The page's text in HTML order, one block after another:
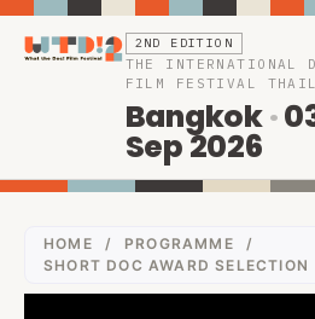
2ND EDITION
THE INTERNATIONAL
FILM FESTIVAL
Bangkok·
Sep 2026
HOME / PROGRAMME
/
SHORT DOC AWARD SELECTION